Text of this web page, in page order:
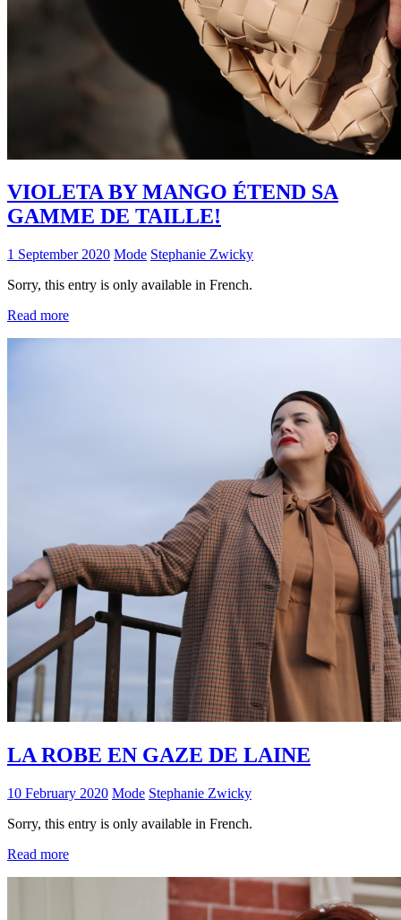
VIOLETA BY MANGO ÉTEND SA
GAMME DE TAILLE!
1 September 2020 Mode Stephanie Zwicky
Sorry, this entry is only available in French.
Read more
LA ROBE EN GAZE DE LAINE
10 February 2020 Mode Stephanie Zwicky
Sorry, this entry is only available in French.
Read more